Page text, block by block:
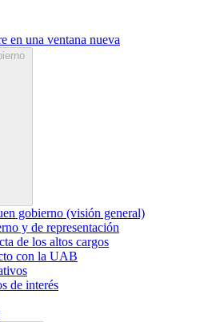
en una ventana nueva
gobierno (visión general)
y de representación
de los altos cargos
con la UAB
de interés